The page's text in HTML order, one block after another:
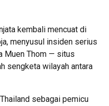
kembali mencuat di
menyusul insiden serius
Muen Thom — situs
sengketa wilayah antara
sebagai pemicu